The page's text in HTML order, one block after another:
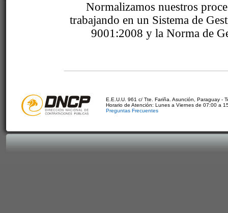
Normalizamos nuestros
trabajando en un Sistema de
9001:2008 y la Norma de
E.E.U.U. 961 c/ Tte. Fariña. Asunción, Paraguay -
Horario de Atención: Lunes a Viernes de 07:00 a
Preguntas Frecuentes